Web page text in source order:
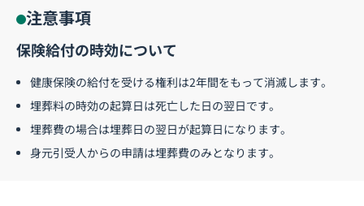
注意事項
保険給付の時効について
健康保険の給付を受ける権利は2年間をもって消滅します。
埋葬料の時効の起算日は死亡した日の翌日です。
埋葬費の場合は埋葬日の翌日が起算日になります。
身元引受人からの申請は埋葬費のみとなります。